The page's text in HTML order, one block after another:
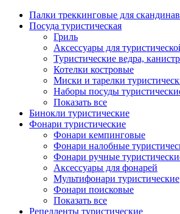
Палки треккинговые для
Посуда туристическая
Гриль
Аксессуары для
Туристические ведра,
Котелки костровые
Миски и тарелки
Наборы посуды
Показать все
Бинокли туристические
Фонари туристические
Фонари кемпинговые
Фонари налобные
Фонари ручные
Аксессуары для фонарей
Мультифонари туристические
Фонари поисковые
Показать все
Репелленты туристические